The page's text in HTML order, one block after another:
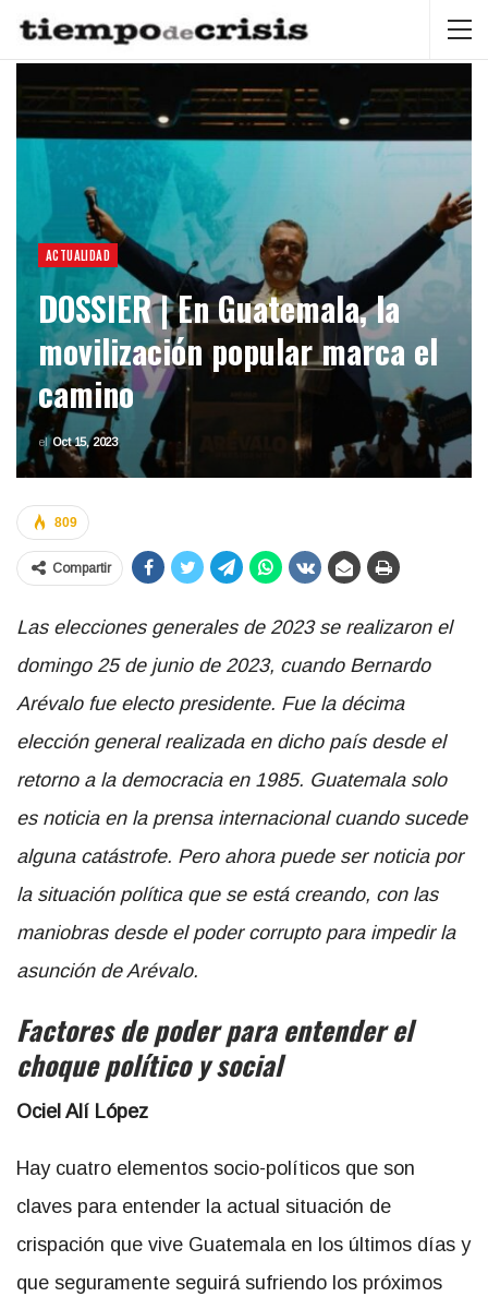
ACTUALIDAD
DOSSIER | En Guatemala, la
movilización popular marca el
camino
el Oct 15, 2023
809
Compartir
Las elecciones generales de 2023 se realizaron el
domingo 25 de junio de 2023, cuando Bernardo
Arévalo fue electo presidente. Fue la décima
elección general realizada en dicho país desde el
retorno a la democracia en 1985. Guatemala solo
es noticia en la prensa internacional cuando sucede
alguna catástrofe. Pero ahora puede ser noticia por
la situación política que se está creando, con las
maniobras desde el poder corrupto para impedir la
asunción de Arévalo.
Factores de poder para entender el
choque político y social
Ociel Alí López
Hay cuatro elementos socio-políticos que son
claves para entender la actual situación de
crispación que vive Guatemala en los últimos días y
que seguramente seguirá sufriendo los próximos